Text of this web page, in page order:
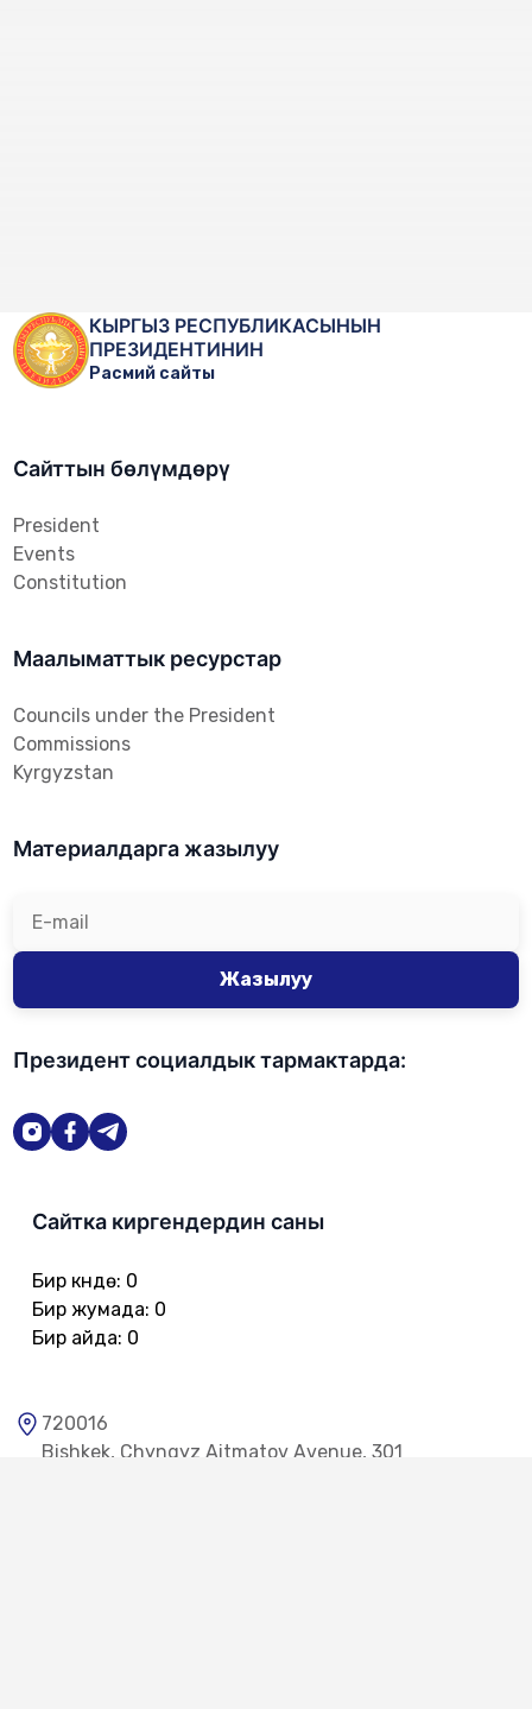
Расмий сайты
КЫРГЫЗ РЕСПУБЛИКАСЫНЫН
ПРЕЗИДЕНТИНИН
Сайттын бөлүмдөрү
President
Events
Constitution
Маалыматтык ресурстар
Councils under the President
Commissions
Kyrgyzstan
Материалдарга жазылуу
Жазылуу
Президент социалдык тармактарда:
Сайтка киргендердин саны
Бир күндө: 0
Бир жумада: 0
Бир айда: 0
720016
Bishkek, Chyngyz Aitmatov Avenue, 301